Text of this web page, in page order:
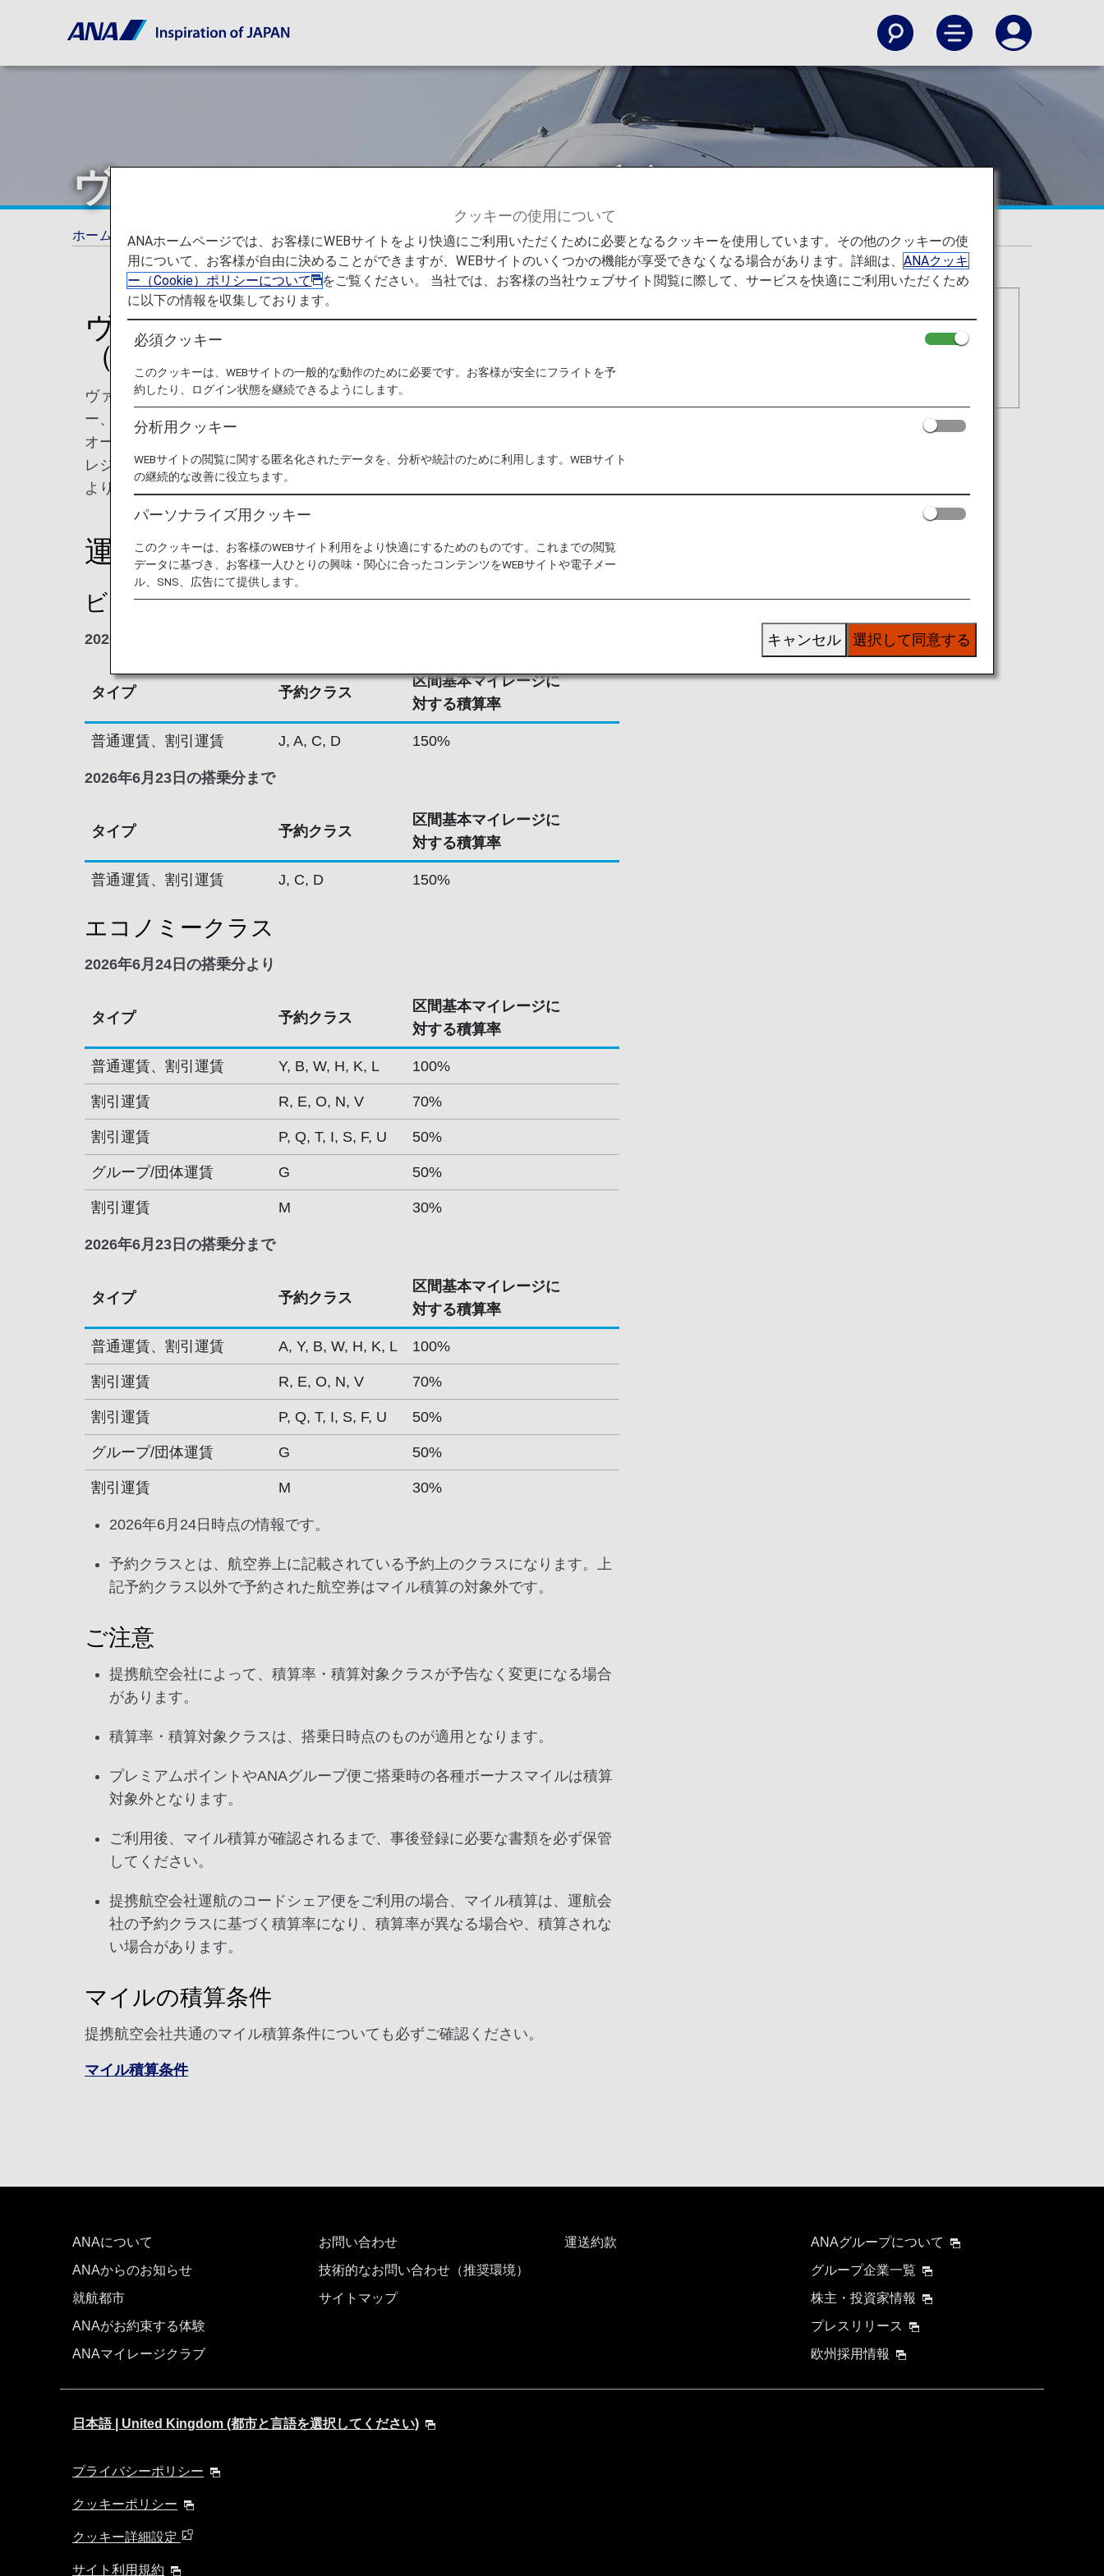
ヴァージン・オーストラリア航空（VA）
ホーム ANAマイレージクラブ 提携航空会社 ヴァージン・オーストラリア航空（VA）
ヴァージン・オーストラリア航空
（VA）
ヴァージン・オーストラリア航空は、オーストラリア国内のみならず、フィジ
ー、バリ、ニュージーランド、太平洋諸島の30以上の人気都市に就航している、
オーストラリアの航空会社です。
レジャーでもビジネスでも、ANAとヴァージン・オーストラリア航空の提携が、
より快適に日本とオーストラリアを結びます。
運賃別積算率
ビジネスクラス
2026年6月24日の搭乗分より
タイプ 予約クラス
区間基本マイレージに
対する積算率
普通運賃、割引運賃 J, A, C, D 150%
2026年6月23日の搭乗分まで
タイプ 予約クラス
区間基本マイレージに
対する積算率
普通運賃、割引運賃 J, C, D 150%
エコノミークラス
2026年6月24日の搭乗分より
タイプ 予約クラス
区間基本マイレージに
対する積算率
普通運賃、割引運賃 Y, B, W, H, K, L 100%
割引運賃 R, E, O, N, V 70%
割引運賃 P, Q, T, I, S, F, U 50%
グループ/団体運賃 G 50%
割引運賃 M 30%
2026年6月23日の搭乗分まで
タイプ 予約クラス
区間基本マイレージに
対する積算率
普通運賃、割引運賃 A, Y, B, W, H, K, L 100%
割引運賃 R, E, O, N, V 70%
割引運賃 P, Q, T, I, S, F, U 50%
グループ/団体運賃 G 50%
割引運賃 M 30%
2026年6月24日時点の情報です。
予約クラスとは、航空券上に記載されている予約上のクラスになります。上
記予約クラス以外で予約された航空券はマイル積算の対象外です。
ご注意
提携航空会社によって、積算率・積算対象クラスが予告なく変更になる場合
があります。
積算率・積算対象クラスは、搭乗日時点のものが適用となります。
プレミアムポイントやANAグループ便ご搭乗時の各種ボーナスマイルは積算
対象外となります。
ご利用後、マイル積算が確認されるまで、事後登録に必要な書類を必ず保管
してください。
提携航空会社運航のコードシェア便をご利用の場合、マイル積算は、運航会
社の予約クラスに基づく積算率になり、積算率が異なる場合や、積算されな
い場合があります。
マイルの積算条件
提携航空会社共通のマイル積算条件についても必ずご確認ください。
マイル積算条件
ANAについて
ANAからのお知らせ
就航都市
ANAがお約束する体験
ANAマイレージクラブ
お問い合わせ
技術的なお問い合わせ（推奨環境）
サイトマップ
運送約款
ANAグループについて
グループ企業一覧
株主・投資家情報
プレスリリース
欧州採用情報
日本語 | United Kingdom (都市と言語を選択してください)
プライバシーポリシー
クッキーポリシー
クッキー詳細設定
サイト利用規約
クッキーの使用について
ANAホームページでは、お客様にWEBサイトをより快適にご利用いただくために必要となるクッキーを使用しています。その他のクッキーの使
用について、お客様が自由に決めることができますが、WEBサイトのいくつかの機能が享受できなくなる場合があります。詳細は、ANAクッキ
ー（Cookie）ポリシーについて
をご覧ください。 当社では、お客様の当社ウェブサイト閲覧に際して、サービスを快適にご利用いただくため
に以下の情報を収集しております。
必須クッキー
このクッキーは、WEBサイトの一般的な動作のために必要です。お客様が安全にフライトを予
約したり、ログイン状態を継続できるようにします。
分析用クッキー
WEBサイトの閲覧に関する匿名化されたデータを、分析や統計のために利用します。WEBサイト
の継続的な改善に役立ちます。
パーソナライズ用クッキー
このクッキーは、お客様のWEBサイト利用をより快適にするためのものです。これまでの閲覧
データに基づき、お客様一人ひとりの興味・関心に合ったコンテンツをWEBサイトや電子メー
ル、SNS、広告にて提供します。
選択して同意する
キャンセル